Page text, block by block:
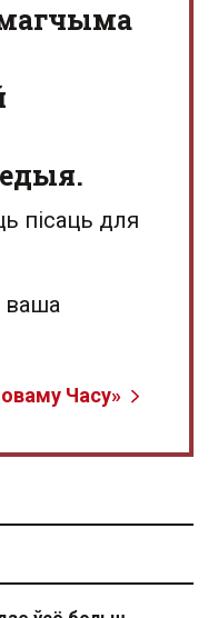
пісаць для
ваша
Часу»